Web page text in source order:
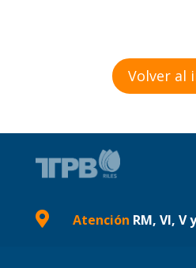
Volver al
 Atención RM, VI, V